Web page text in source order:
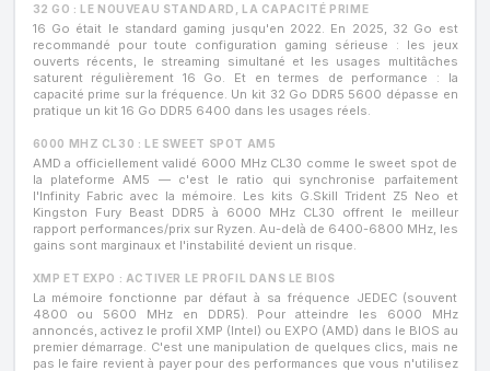
32 GO : LE NOUVEAU STANDARD, LA CAPACITÉ PRIME
16 Go était le standard gaming jusqu'en 2022. En 2025, 32 Go est
recommandé pour toute configuration gaming sérieuse : les jeux
ouverts récents, le streaming simultané et les usages multitâches
saturent régulièrement 16 Go. Et en termes de performance : la
capacité prime sur la fréquence. Un kit 32 Go DDR5 5600 dépasse en
pratique un kit 16 Go DDR5 6400 dans les usages réels.
6000 MHZ CL30 : LE SWEET SPOT AM5
AMD a officiellement validé 6000 MHz CL30 comme le sweet spot de
la plateforme AM5 — c'est le ratio qui synchronise parfaitement
l'Infinity Fabric avec la mémoire. Les kits G.Skill Trident Z5 Neo et
Kingston Fury Beast DDR5 à 6000 MHz CL30 offrent le meilleur
rapport performances/prix sur Ryzen. Au-delà de 6400-6800 MHz, les
gains sont marginaux et l'instabilité devient un risque.
XMP ET EXPO : ACTIVER LE PROFIL DANS LE BIOS
La mémoire fonctionne par défaut à sa fréquence JEDEC (souvent
4800 ou 5600 MHz en DDR5). Pour atteindre les 6000 MHz
annoncés, activez le profil XMP (Intel) ou EXPO (AMD) dans le BIOS au
premier démarrage. C'est une manipulation de quelques clics, mais ne
pas le faire revient à payer pour des performances que vous n'utilisez